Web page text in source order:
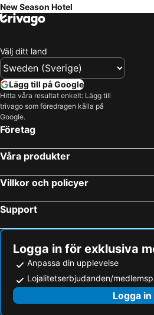
New Season Hotel
Välj ditt land
Lägg till på Google
Hitta våra resultat enkelt: Lägg till
trivago som föredragen källa på
Google.
Företag
Våra produkter
Villkor och policyer
Support
Logga in för exklusiva
Anpassa din upplevelse
Lojalitetserbjudanden/
Logga in